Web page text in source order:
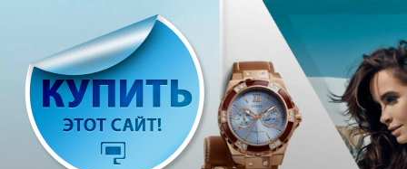
содержимому